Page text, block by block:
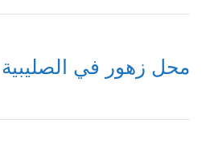
محل زهور في الصليبية